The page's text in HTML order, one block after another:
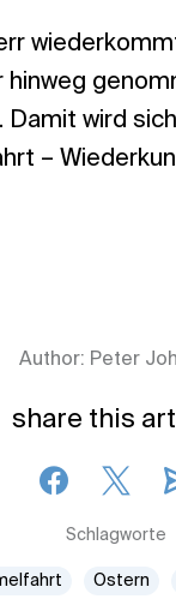
wird
–
Author: Peter
share this
Schlagworte
Ostern